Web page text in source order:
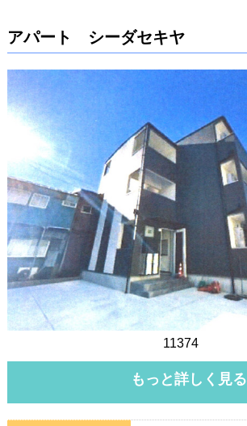
アパート シーダセキヤ
11374
もっと詳しく見る